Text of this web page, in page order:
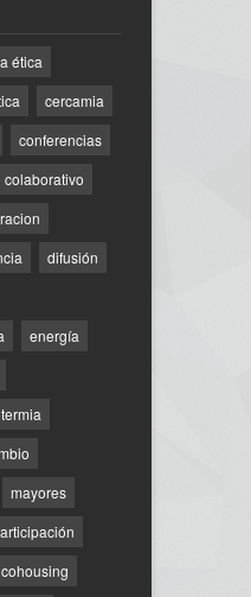
ética
cercamia
conferencias
colaborativo
difusión
energía
mayores